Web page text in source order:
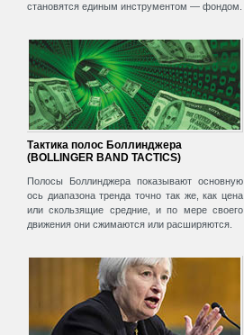
становятся единым инструментом — фондом.
Тактика полос Боллинджера
(BOLLINGER BAND TACTICS)
Полосы Боллинджера показывают основную
ось диапазона тренда точно так же, как цена
или скользящие средние, и по мере своего
движения они сжимаются или расширяются.